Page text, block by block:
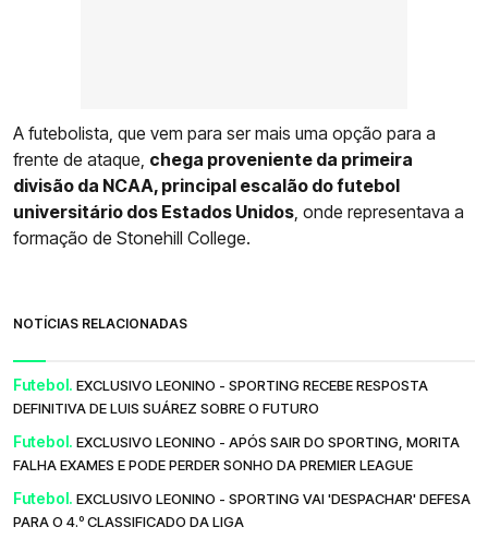
A futebolista, que vem para ser mais uma opção para a
frente de ataque, chega proveniente da primeira
divisão da NCAA, principal escalão do futebol
universitário dos Estados Unidos , onde representava a
formação de Stonehill College.
NOTÍCIAS RELACIONADAS
Futebol. EXCLUSIVO LEONINO - SPORTING RECEBE RESPOSTA
DEFINITIVA DE LUIS SUÁREZ SOBRE O FUTURO
Futebol. EXCLUSIVO LEONINO - APÓS SAIR DO SPORTING, MORITA
FALHA EXAMES E PODE PERDER SONHO DA PREMIER LEAGUE
Futebol. EXCLUSIVO LEONINO - SPORTING VAI 'DESPACHAR' DEFESA
PARA O 4.º CLASSIFICADO DA LIGA